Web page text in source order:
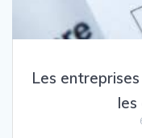
Les
les